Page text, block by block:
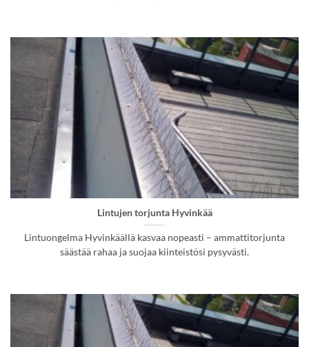
Lintujen torjunta Hyvinkää
Lintuongelma Hyvinkäällä kasvaa nopeasti – ammattitorjunta
säästää rahaa ja suojaa kiinteistösi pysyvästi.